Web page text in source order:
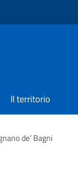
Il territorio
de’ Bagni